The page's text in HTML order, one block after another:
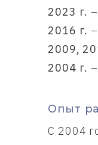
2023 г.
2016 г.
2009,
2004 г.
Опыт
С 2004